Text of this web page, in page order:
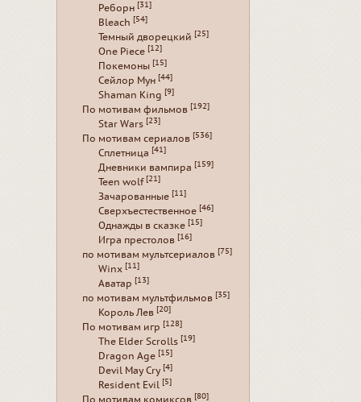
Реборн [31]
Bleach [54]
Темный дворецкий [25]
One Piece [12]
Покемоны [15]
Сейлор Мун [44]
Shaman King [9]
По мотивам фильмов [192]
Star Wars [23]
По мотивам сериалов [536]
Сплетница [41]
Дневники вампира [159]
Teen wolf [21]
Зачарованные [11]
Сверхъестественное [46]
Однажды в сказке [15]
Игра престолов [16]
по мотивам мультсериалов [75]
Winx [11]
Аватар [13]
по мотивам мультфильмов [35]
Король Лев [20]
По мотивам игр [128]
The Elder Scrolls [19]
Dragon Age [15]
Devil May Cry [4]
Resident Evil [5]
[80]